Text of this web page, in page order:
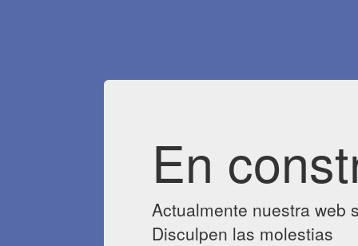
En
Actualmente nuestra web
Disculpen las molestias